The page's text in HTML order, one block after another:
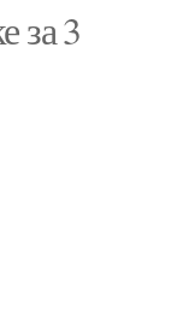
за 3